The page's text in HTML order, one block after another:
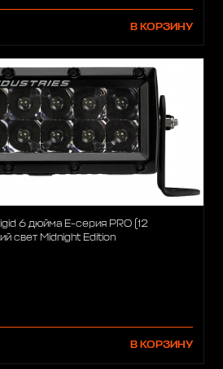
В КОРЗИНУ
6 дюйма Е-серия PRO (12
свет Midnight Edition
В КОРЗИНУ